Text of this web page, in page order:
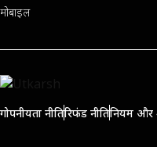
मोबाइल
गोपनीयता नीतिरिफंड नीतिनियम और